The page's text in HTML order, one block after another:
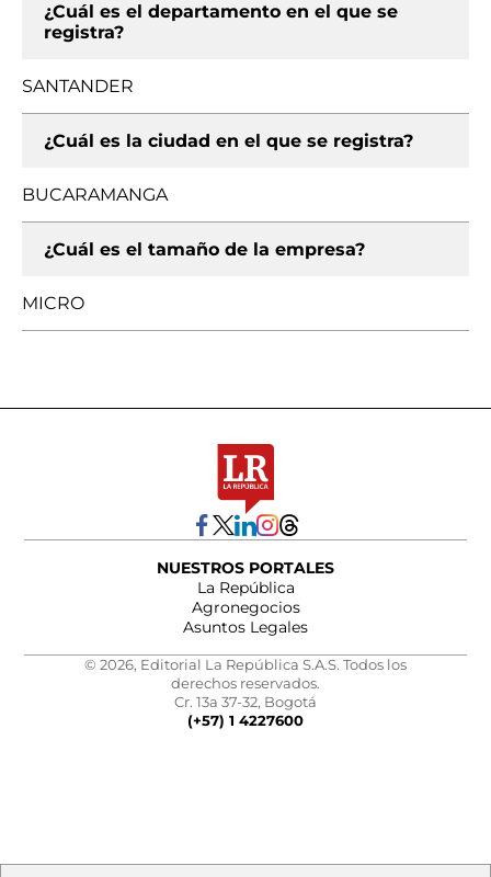
¿Cuál es el departamento en el que se
registra?
SANTANDER
¿Cuál es la ciudad en el que se registra?
BUCARAMANGA
¿Cuál es el tamaño de la empresa?
MICRO
NUESTROS PORTALES
La República
Agronegocios
Asuntos Legales
© 2026, Editorial La República S.A.S. Todos los
derechos reservados.
Cr. 13a 37-32, Bogotá
(+57) 1 4227600